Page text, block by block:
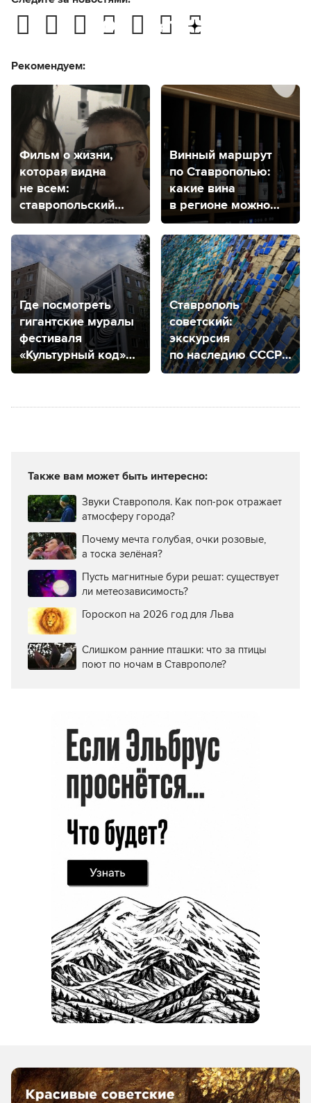
Рекомендуем:
Фильм о жизни,
которая видна
не всем:
ставропольский
режиссер рассказал
о своей новой
работе
Винный маршрут
по Ставрополью:
какие вина
в регионе можно
попробовать
Где посмотреть
гигантские муралы
фестиваля
«Культурный код»
в Солнечнодольске
Ставрополь
советский:
экскурсия
по наследию СССР
на фасадах и стенах
Также вам может быть интересно:
Звуки Ставрополя. Как поп-рок отражает
атмосферу города?
Почему мечта голубая, очки розовые,
а тоска зелёная?
Пусть магнитные бури решат: существует
ли метеозависимость?
Гороскоп на 2026 год для Льва
Слишком ранние пташки: что за птицы
поют по ночам в Ставрополе?